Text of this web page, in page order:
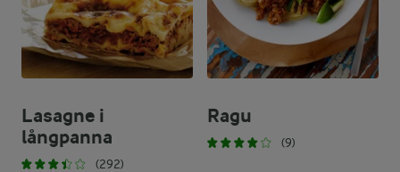
Lasagne i
långpanna
(292)
Ragu
(9)